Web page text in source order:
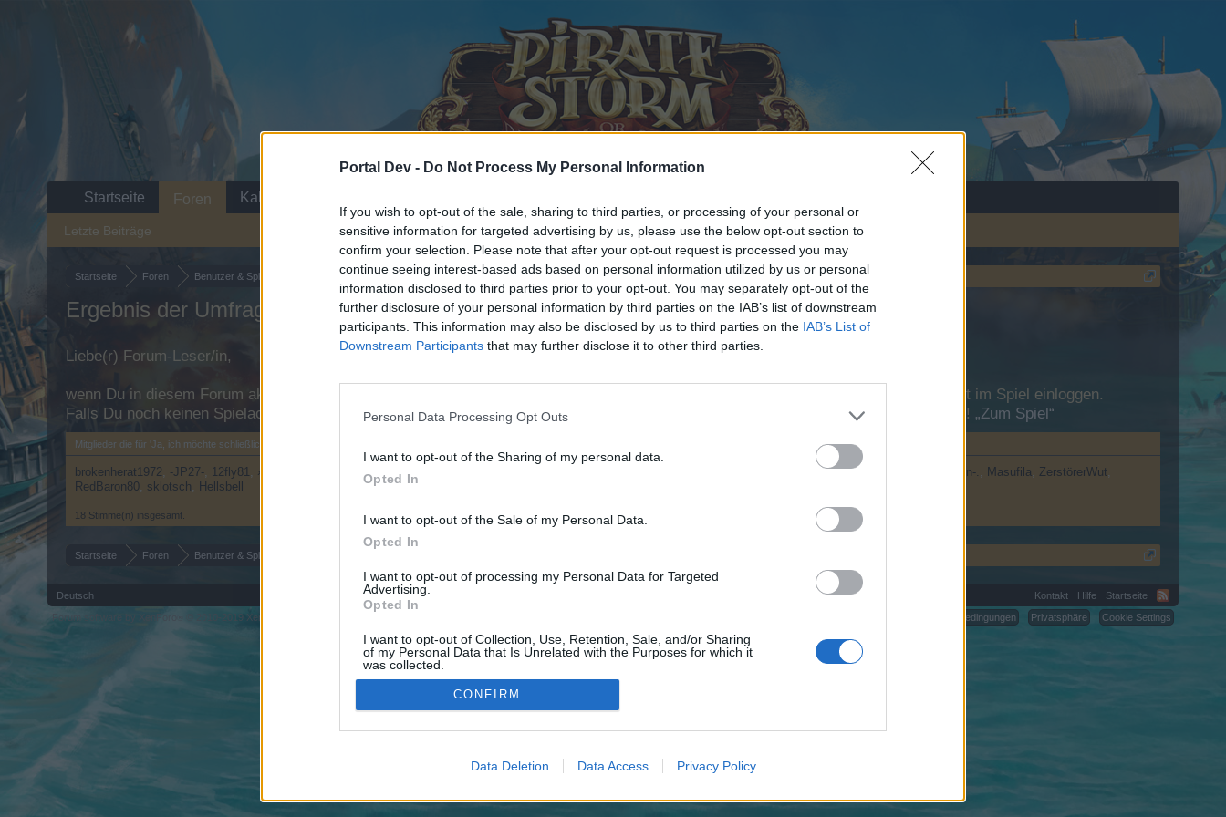
Portal Dev - Do Not Process My Personal Information
If you wish to opt-out of the sale, sharing to third parties, or processing of your personal or
sensitive information for targeted advertising by us, please use the below opt-out section to
confirm your selection. Please note that after your opt-out request is processed you may
continue seeing interest-based ads based on personal information utilized by us or personal
information disclosed to third parties prior to your opt-out. You may separately opt-out of the
further disclosure of your personal information by third parties on the IAB’s list of downstream
participants. This information may also be disclosed by us to third parties on the IAB’s List of
Downstream Participants that may further disclose it to other third parties.
Personal Data Processing Opt Outs
I want to opt-out of the Sharing of my personal data.
Opted In
I want to opt-out of the Sale of my Personal Data.
Opted In
I want to opt-out of processing my Personal Data for Targeted
Advertising.
Opted In
I want to opt-out of Collection, Use, Retention, Sale, and/or Sharing
of my Personal Data that Is Unrelated with the Purposes for which it
was collected.
Opted Out
CONFIRM
Data Deletion Data Access Privacy Policy
Startseite Foren Benutzer & Spiel Update- und Ideensammlung VorschlagInaktivität
Ergebnis der Umfrage: Serverzusammenlegung
Liebe(r) Forum-Leser/in,
wenn Du in diesem Forum aktiv an den Gesprächen teilnehmen oder eigene Themen starten möchtest, musst Du Dich bitte zunächst im Spiel einloggen.
Falls Du noch keinen Spielaccount besitzt, bitte registriere Dich neu. Wir freuen uns auf Deinen nächsten Besuch in unserem Forum! „Zum Spiel“
Mitglieder die für 'Ja, ich möchte schließlich wieder ordentlich schiessen!' gestimmt haben
brokenherat1972 -JP27- 12fly81 »ΛϾΞ†ÐłΞ†ŦΞUΞЯŦΛUSТ« V!ruS79 Nio2209 XxChris199xX .-Gorgon-. Masufila ZerstörerWut
RedBaron80 sklotsch Hellsbell
18 Stimme(n) insgesamt.
Startseite Foren Benutzer & Spiel
Startseite Foren
Letzte Beiträge
Kalender
Deutsch Kontakt Hilfe
Startseite
Nutzungsbedingungen
Privatsphäre Cookie Settings
Forum software by XenForo © 2010-2019 XenForo Ltd.